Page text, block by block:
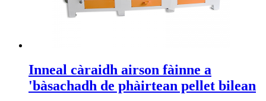
Inneal càraidh airson fàinne a
'bàsachadh de phàirtean pellet bilean